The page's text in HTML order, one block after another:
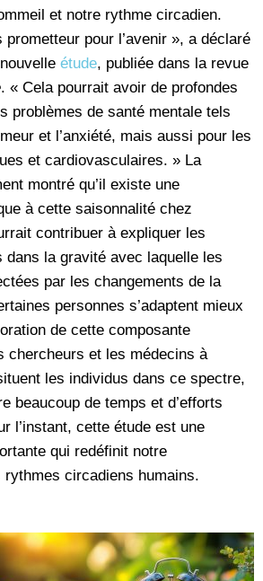
et notre rythme circadien.
pour l’avenir », a déclaré
étude, publiée dans la revue
. « Cela pourrait avoir de profondes
problèmes de santé mentale tels
et l’anxiété, mais aussi pour les
et cardiovasculaires. » La
montré qu’il existe une
à cette saisonnalité chez
contribuer à expliquer les
dans la gravité avec laquelle les
par les changements de la
personnes s’adaptent mieux
de cette composante
chercheurs et les médecins à
les individus dans ce spectre,
beaucoup de temps et d’efforts
l’instant, cette étude est une
qui redéfinit notre
rythmes circadiens humains.